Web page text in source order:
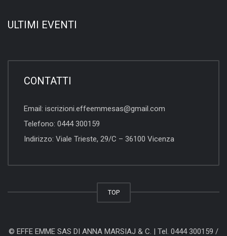
ULTIMI EVENTI
CONTATTI
Email: iscrizioni.effeemmesas@gmail.com
Telefono: 0444 300159
Indirizzo: Viale Trieste, 29/C – 36100 Vicenza
TOP
© EFFE EMME SAS DI ANNA MARSIAJ & C. | Tel. 0444 300159 /